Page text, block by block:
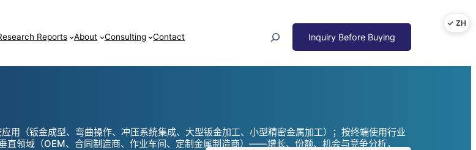
Reports About Consulting Contact
用（钣金成型、弯曲操作、冲压系统集成、大型钣金加工、小型精密金属加工）；按终端使用行业
直领域（OEM、合同制造商、作业车间、定制金属制造商）——增长、份额、机会与竞争分析，